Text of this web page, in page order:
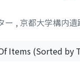
ー , 京都大学構内
Items (Sorted by